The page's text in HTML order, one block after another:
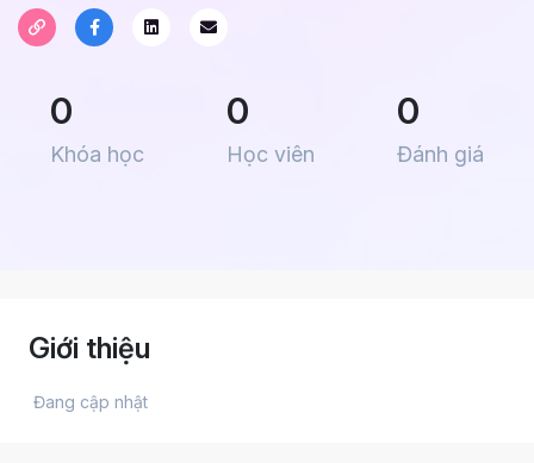
0
Khóa học
0
Học viên
0
Đánh giá
Giới thiệu
Đang cập nhật